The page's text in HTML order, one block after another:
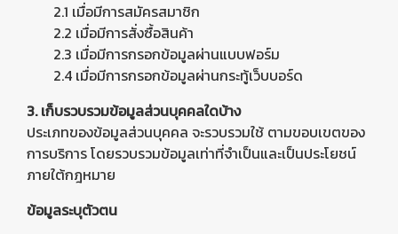
2.1 เมื่อมีการสมัครสมาชิก
2.2 เมื่อมีการสั่งซื้อสินค้า
2.3 เมื่อมีการกรอกข้อมูลผ่านแบบฟอร์ม
2.4 เมื่อมีการกรอกข้อมูลผ่านกระทู้เว็บบอร์ด
3. เก็บรวบรวมข้อมูลส่วนบุคคลใดบ้าง
ประเภทของข้อมูลส่วนบุคคล จะรวบรวมใช้ ตามขอบเขตของ
การบริการ โดยรวบรวมข้อมูลเท่าที่จำเป็นและเป็นประโยชน์
ภายใต้กฎหมาย
ข้อมูลระบุตัวตน